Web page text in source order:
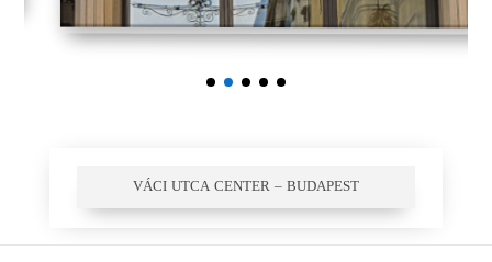
VÁCI UTCA CENTER – BUDAPEST